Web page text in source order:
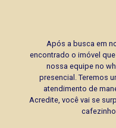
Após a busca em
encontrado o imóvel
nossa equipe no
presencial. Teremos
atendimento de
Acredite, você vai se